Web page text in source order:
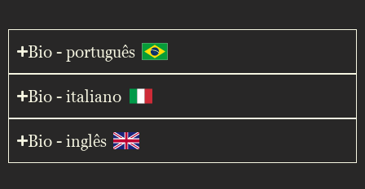
Bio - português
Bio - italiano
Bio - inglês